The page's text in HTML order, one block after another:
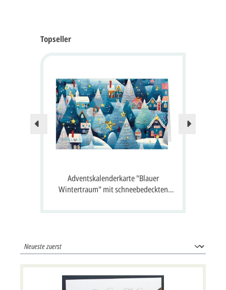
Topseller
Adventskalenderkarte "Blauer
Wintertraum" mit schneebedeckten